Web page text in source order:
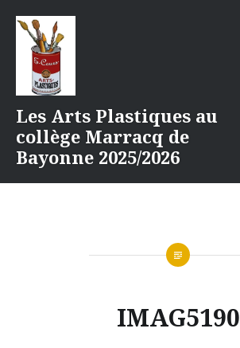
contenu
Les Arts Plastiques au
collège Marracq de
Bayonne 2025/2026
IMAG5190